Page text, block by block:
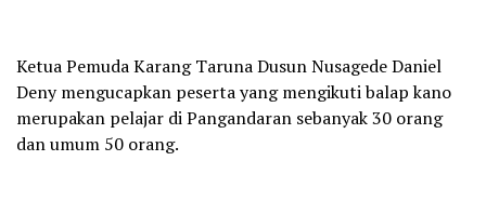
Ketua Pemuda Karang Taruna Dusun Nusagede Daniel
Deny mengucapkan peserta yang mengikuti balap kano
merupakan pelajar di Pangandaran sebanyak 30 orang
dan umum 50 orang.